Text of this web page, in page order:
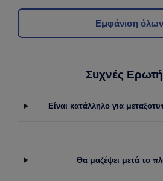
Εμφάνιση όλων
Συχνές
Είναι κατάλληλο για
Θα μαζέψει μετά το